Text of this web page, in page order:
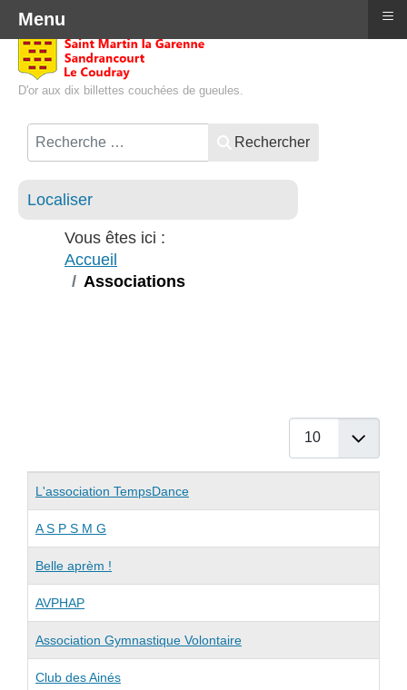
D'or aux dix billettes couchées de gueules.
Rechercher
Localiser
Vous êtes ici :
Accueil
Associations
Titre
L'association TempsDance
A S P S M G
Belle aprèm !
AVPHAP
Association Gymnastique Volontaire
Club des Ainés
Menu ≡